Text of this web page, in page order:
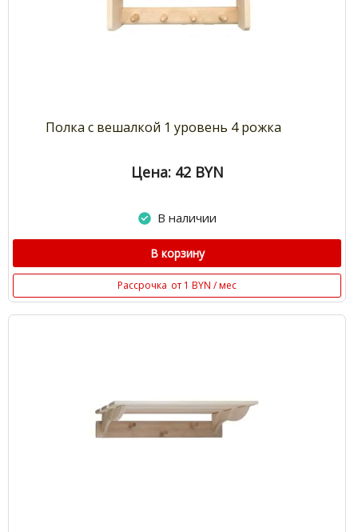
Полка с вешалкой 1 уровень 4 рожка
Цена: 42 BYN
В наличии
В корзину
Рассрочка от 1 BYN / мес